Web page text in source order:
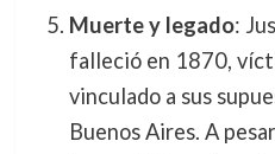
Muerte y legado:
falleció en 1870,
vinculado a sus
Buenos Aires. A